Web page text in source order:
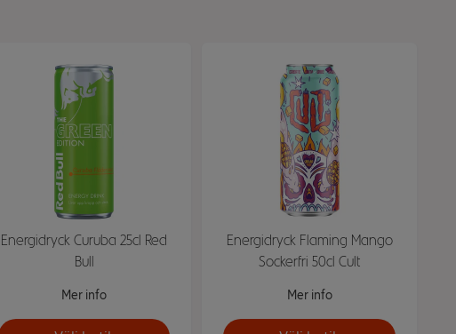
Energidryck Curuba 25cl Red
Bull
Mer info
Energidryck Flaming Mango
Sockerfri 50cl Cult
Mer info